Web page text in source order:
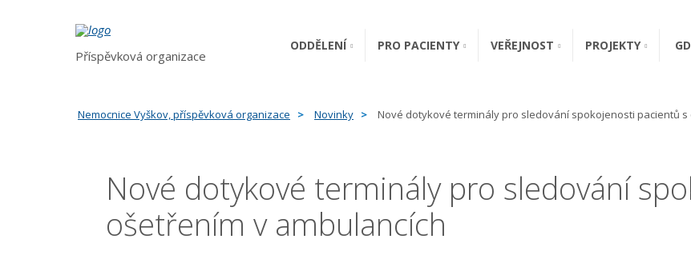
Příspěvková organizace
ODDĚLENÍ PRO PACIENTY VEŘEJNOST PROJEKTY
Nemocnice Vyškov, příspěvková organizace Novinky Nové dotykové terminály pro sledování spokojenosti pacientů s
Nové dotykové terminály pro sledování
ošetřením v ambulancích